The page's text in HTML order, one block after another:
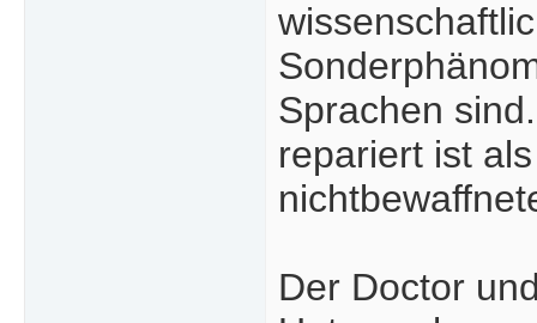
Sprachen
repariert ist
Der Doctor